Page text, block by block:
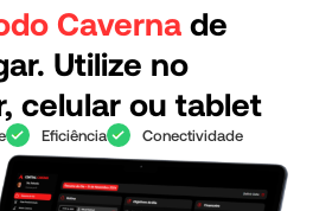
Caverna de
Utilize no
celular ou tablet
Eficiência Conectividade